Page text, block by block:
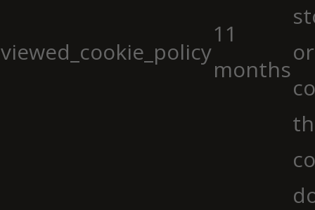
viewed_cookie_policy
11
months